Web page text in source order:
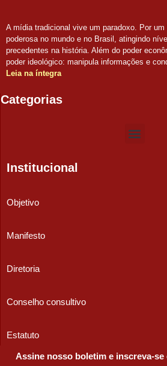
A mídia tradicional vive um paradoxo. Por
poderosa no mundo e no Brasil, atingindo
precedentes na história. Além do poder
poder ideológico: manipula informações e
Leia na íntegra
Categorias
Institucional
Objetivo
Manifesto
Diretoria
Conselho consultivo
Estatuto
Assine nosso boletim e inscreva-